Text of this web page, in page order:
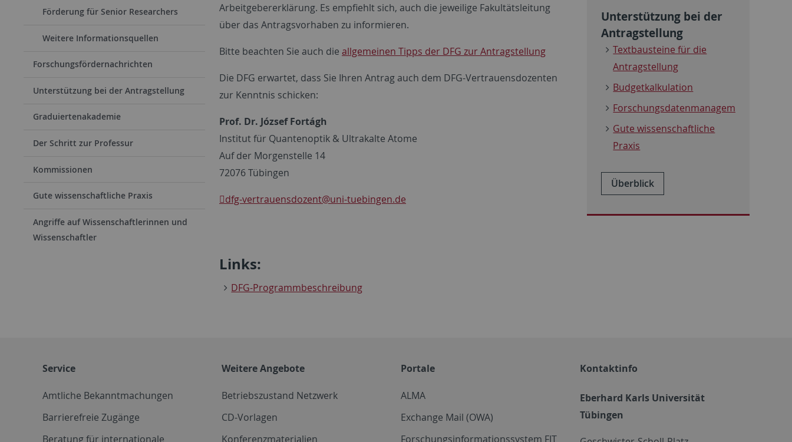
Förderung für Senior Researchers
Weitere Informationsquellen
Forschungsfördernachrichten
Unterstützung bei der Antragstellung
Graduiertenakademie
Der Schritt zur Professur
Kommissionen
Gute wissenschaftliche Praxis
Angriffe auf Wissenschaftlerinnen und
Wissenschaftler
Arbeitgebererklärung. Es empfiehlt sich, auch die jeweilige Fakultätsleitung
über das Antragsvorhaben zu informieren.
Bitte beachten Sie auch die allgemeinen Tipps der DFG zur Antragstellung
Die DFG erwartet, dass Sie Ihren Antrag auch dem DFG-Vertrauensdozenten
zur Kenntnis schicken:
Prof. Dr. József Fortágh
Institut für Quantenoptik & Ultrakalte Atome
Auf der Morgenstelle 14
72076 Tübingen
dfg-vertrauensdozent@uni-tuebingen.de
Links:
DFG-Programmbeschreibung
Unterstützung bei der
Antragstellung
Textbausteine für die
Antragstellung
Budgetkalkulation
Forschungsdatenmanagement
Gute wissenschaftliche
Praxis
Überblick
Service
Amtliche Bekanntmachungen
Barrierefreie Zugänge
Beratung für internationale
Weitere Angebote
Betriebszustand Netzwerk
CD-Vorlagen
Konferenzmaterialien
Portale
ALMA
Exchange Mail (OWA)
Forschungsinformationssystem FIT
Kontaktinfo
Eberhard Karls Universität
Tübingen